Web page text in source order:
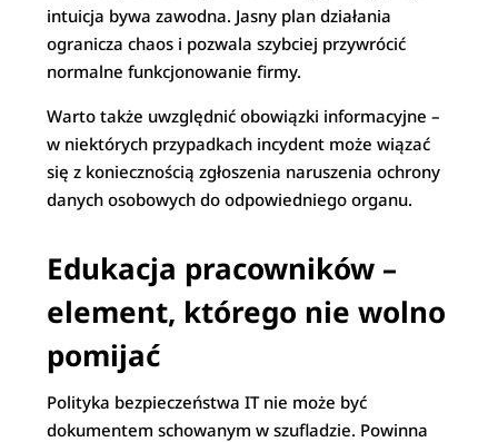
intuicja bywa zawodna. Jasny plan działania
ogranicza chaos i pozwala szybciej przywrócić
normalne funkcjonowanie firmy.
Warto także uwzględnić obowiązki informacyjne –
w niektórych przypadkach incydent może wiązać
się z koniecznością zgłoszenia naruszenia ochrony
danych osobowych do odpowiedniego organu.
Edukacja pracowników –
element, którego nie wolno
pomijać
Polityka bezpieczeństwa IT nie może być
dokumentem schowanym w szufladzie. Powinna